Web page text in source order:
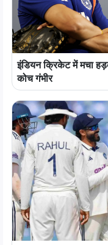
इंडियन क्रिकेट में मचा
कोच गंभीर